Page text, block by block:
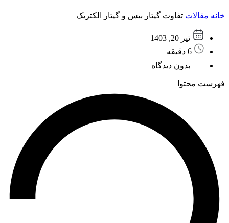
خانه مقالات تفاوت گیتار بیس و گیتار الکتریک
تیر 20, 1403
6 دقیقه
بدون دیدگاه
فهرست محتوا